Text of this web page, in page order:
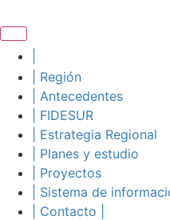
to
content
| Región
| Antecedentes
| FIDESUR
| Estrategia Regional
| Planes y estudio
| Proyectos
| Sistema de
| Contacto |